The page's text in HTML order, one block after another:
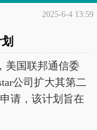
2025-6-4 13:59
美国联邦通信委
公司扩大其第二
请，该计划旨在